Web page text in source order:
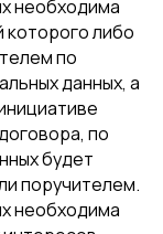
необходима
которого либо
по
данных, а
по
будет
поручителем.
необходима